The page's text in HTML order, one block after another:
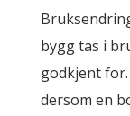
bygg tas i
godkjent
dersom en